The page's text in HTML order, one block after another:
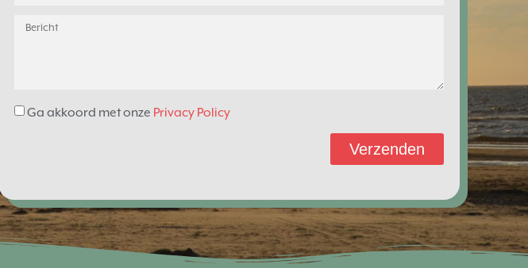
Ga akkoord met onze Privacy Policy
Verzenden